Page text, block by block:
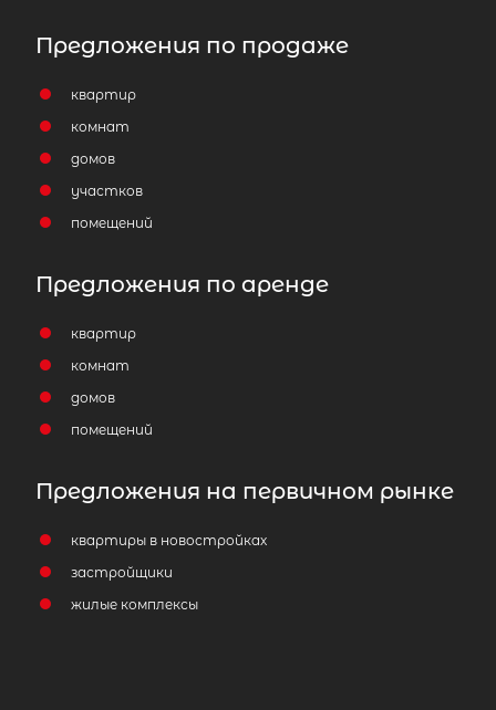
Предложения по продаже
квартир
комнат
домов
участков
помещений
Предложения по аренде
квартир
комнат
домов
помещений
Предложения на первичном рынке
квартиры в новостройках
застройщики
жилые комплексы